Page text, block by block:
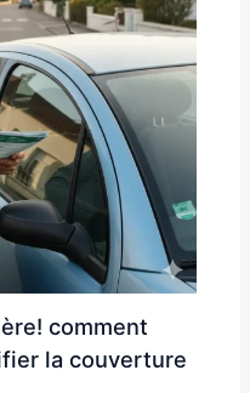
comment
la couverture